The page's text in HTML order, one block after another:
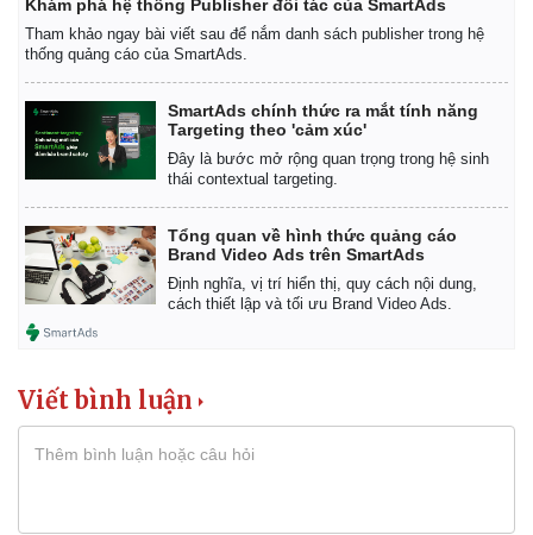
Khám phá hệ thống Publisher đối tác của SmartAds
Tham khảo ngay bài viết sau để nắm danh sách publisher trong hệ
thống quảng cáo của SmartAds.
SmartAds chính thức ra mắt tính năng
Targeting theo 'cảm xúc'
Đây là bước mở rộng quan trọng trong hệ sinh
thái contextual targeting.
Tổng quan về hình thức quảng cáo
Brand Video Ads trên SmartAds
Định nghĩa, vị trí hiển thị, quy cách nội dung,
cách thiết lập và tối ưu Brand Video Ads.
Viết bình luận